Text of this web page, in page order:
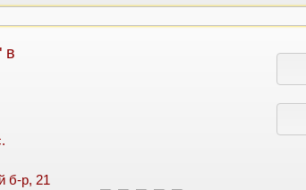
в
б-р, 21